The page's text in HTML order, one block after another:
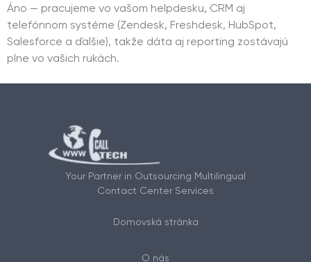
Áno — pracujeme vo vašom helpdesku, CRM aj
telefónnom systéme (Zendesk, Freshdesk, HubSpot,
Salesforce a ďalšie), takže dáta aj reporting zostávajú
plne vo vašich rukách.
Your Partner in Outsourcing Multilingual
Contact Center Services
Domovská stránka
O nás